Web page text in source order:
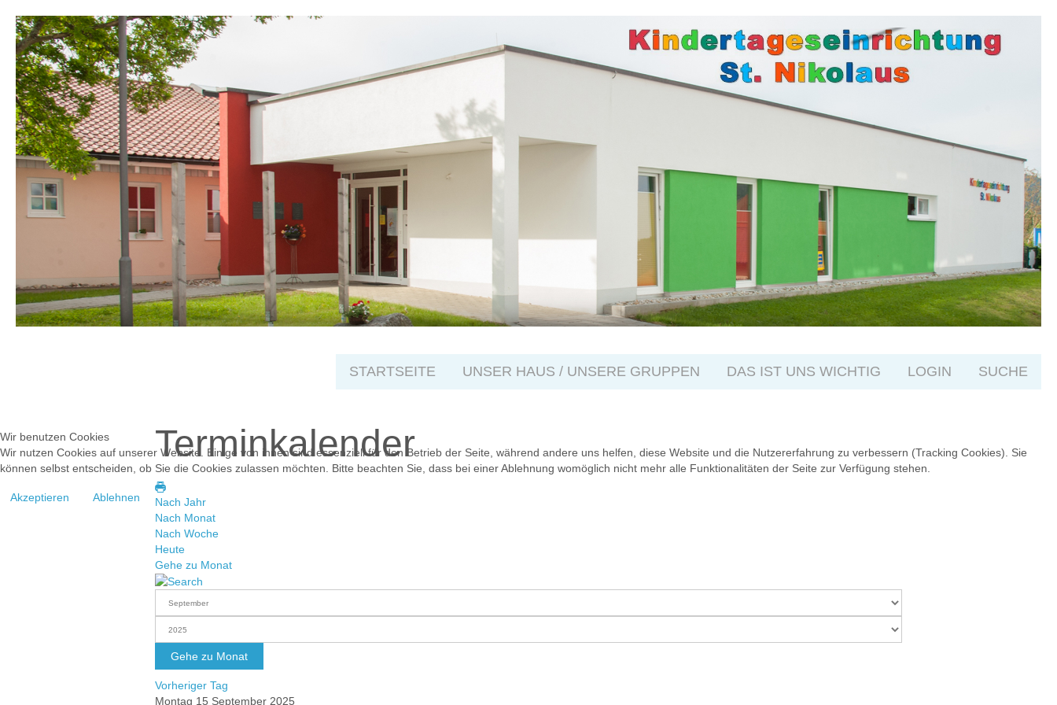
STARTSEITE UNSER HAUS / UNSERE GRUPPEN DAS IST UNS WICHTIG LOGIN SUCHE
Terminkalender
Nach Jahr
Nach Monat
Nach Woche
Heute
Gehe zu Monat
Gehe zu Monat
Vorheriger Tag
Montag 15 September 2025
Wir benutzen Cookies
Wir nutzen Cookies auf unserer Website. Einige von ihnen sind essenziell für den Betrieb der Seite, während andere uns helfen, diese Website und die Nutzererfahrung zu verbessern (Tracking Cookies). Sie
können selbst entscheiden, ob Sie die Cookies zulassen möchten. Bitte beachten Sie, dass bei einer Ablehnung womöglich nicht mehr alle Funktionalitäten der Seite zur Verfügung stehen.
Akzeptieren Ablehnen